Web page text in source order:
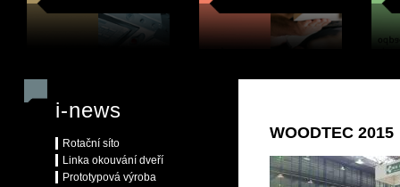
i-news
Rotační síto
Linka okouvání dveří
Prototypová výroba
WOODTEC 2015